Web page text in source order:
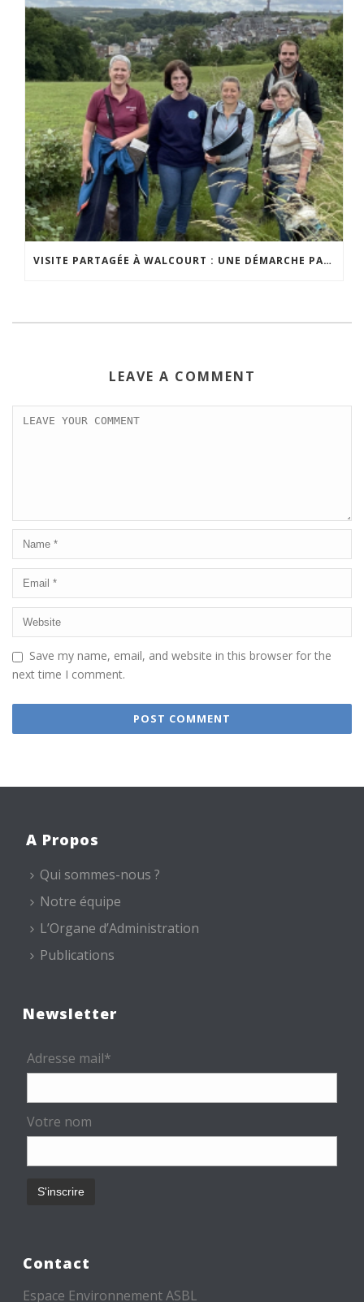
VISITE PARTAGÉE À WALCOURT : UNE DÉMARCHE PARTICIPATIVE ANIMÉE PAR ESPACE ENVIRONNEMENT
LEAVE A COMMENT
Save my name, email, and website in this browser for the
next time I comment.
A Propos
Qui sommes-nous ?
Notre équipe
L’Organe d’Administration
Publications
Newsletter
Adresse mail*
Votre nom
Contact
Espace Environnement ASBL